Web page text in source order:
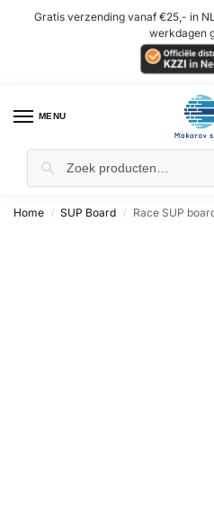
Gratis verzending vanaf €25,- in
werkdagen
MENU
Home / SUP Board / Race SUP